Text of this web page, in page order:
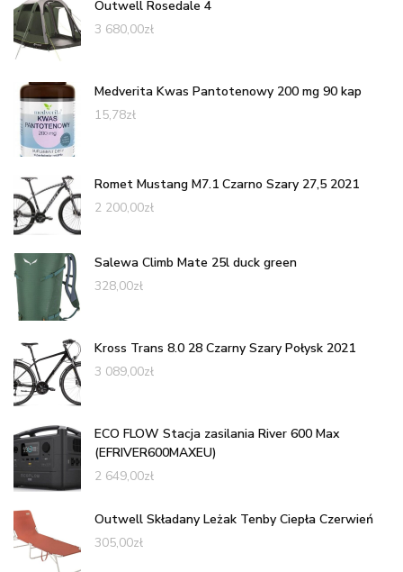
Outwell Rosedale 4
3 680,00zł
Medverita Kwas Pantotenowy 200 mg 90 kap
15,78zł
Romet Mustang M7.1 Czarno Szary 27,5 2021
2 200,00zł
Salewa Climb Mate 25l duck green
328,00zł
Kross Trans 8.0 28 Czarny Szary Połysk 2021
3 089,00zł
ECO FLOW Stacja zasilania River 600 Max
(EFRIVER600MAXEU)
2 649,00zł
Outwell Składany Leżak Tenby Ciepła Czerwień
305,00zł